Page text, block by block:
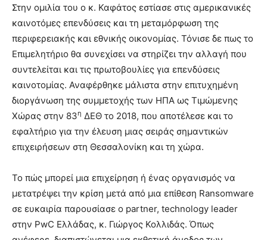
Στην ομιλία του ο κ. Καφάτος εστίασε στις αμερικανικές
καινοτόμες επενδύσεις και τη μεταμόρφωση της
περιφερειακής και εθνικής οικονομίας. Τόνισε δε πως το
Επιμελητήριο θα συνεχίσει να στηρίζει την αλλαγή που
συντελείται και τις πρωτοβουλίες για επενδύσεις
καινοτομίας. Αναφέρθηκε μάλιστα στην επιτυχημένη
διοργάνωση της συμμετοχής των ΗΠΑ ως Τιμώμενης
Χώρας στην 83η ΔΕΘ το 2018, που αποτέλεσε και το
εφαλτήριο για την έλευση μιας σειράς σημαντικών
επιχειρήσεων στη Θεσσαλονίκη και τη χώρα.
Το πώς μπορεί μια επιχείρηση ή ένας οργανισμός να
μετατρέψει την κρίση μετά από μια επίθεση Ransomware
σε ευκαιρία παρουσίασε ο partner, technology leader
στην PwC Ελλάδας, κ. Γιώργος Κολλιδάς. Όπως